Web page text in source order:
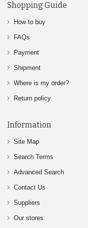
Shopping Guide
How to buy
FAQs
Payment
Shipment
Where is my order?
Return policy
Information
Site Map
Search Terms
Advanced Search
Contact Us
Suppliers
Our stores